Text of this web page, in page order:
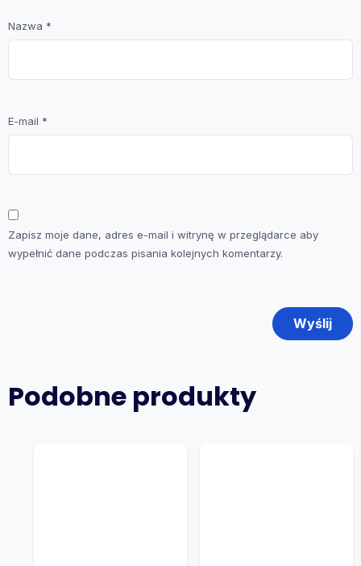
Nazwa *
E-mail *
Zapisz moje dane, adres e-mail i witrynę w przeglądarce aby
wypełnić dane podczas pisania kolejnych komentarzy.
Podobne produkty